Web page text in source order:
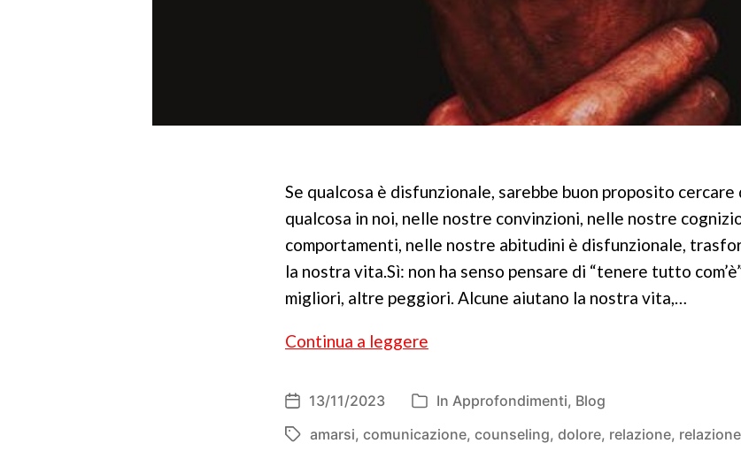
Se qualcosa è disfunzionale, sarebbe buon proposito cercare
qualcosa in noi, nelle nostre convinzioni, nelle nostre
comportamenti, nelle nostre abitudini è disfunzionale,
la nostra vita.Sì: non ha senso pensare di “tenere tutto
migliori, altre peggiori. Alcune aiutano la nostra vita,…
Continua a leggere
Data
dell'articolo
13/11/2023 Categorie
In Approfondimenti, Blog
Tag amarsi, comunicazione, counseling, dolore, relazione,